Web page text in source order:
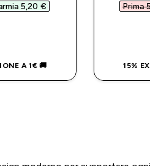
5,20 €‎
A 1€ 🚚
Prima
15%